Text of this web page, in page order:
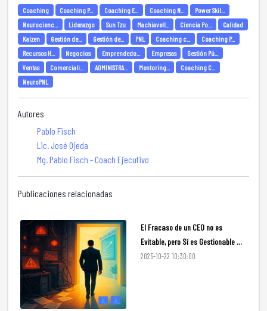
Coaching Coaching P... Coaching E... Coaching N...
Power Skil...
Neurocienc...
Liderazgo Sun Tzu Machiavell... Ciencia Po...
Calidad
Kaizen
Gestión de... Gestión de... PNL Coaching c...
Coaching P...
Recursos H...
Negocios Emprendedo... Empresas
Gestión Pú...
Ventas
Comerciali... ADMINISTRA... Mentoring...
Coaching C...
NeuroPNL
Autores
Pablo Fisch
Lic. José Ojeda
Mg. Pablo Fisch - Coach Ejecutivo
Publicaciones relacionadas
El Fracaso de un CEO no es
Evitable, pero Sí es Gestionable ...
2025-10-22 10:30:00